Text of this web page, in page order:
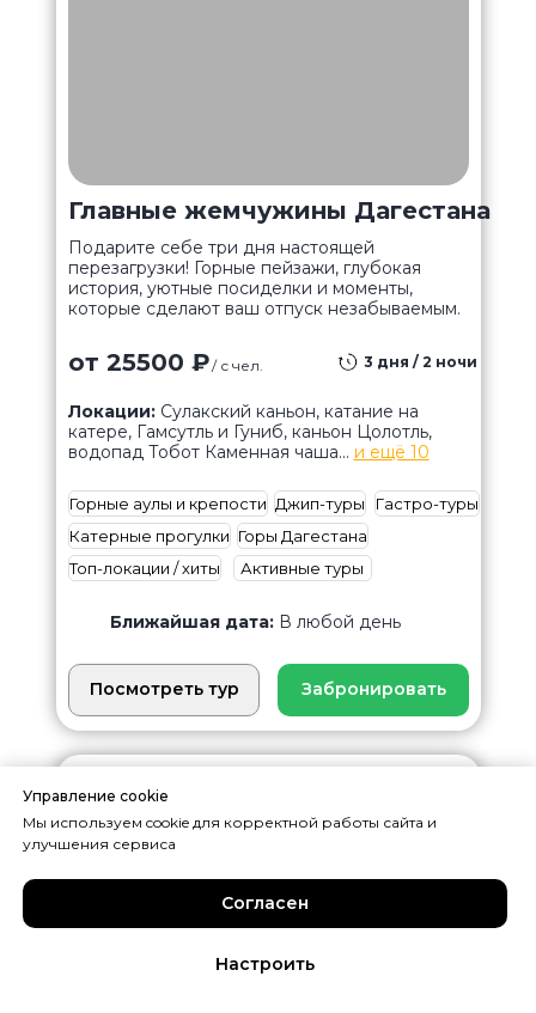
от 25500 ₽
Главные жемчужины Дагестана
3 дня / 2 ночи
/ с чел.
Подарите себе три дня настоящей
перезагрузки! Горные пейзажи, глубокая
история, уютные посиделки и моменты,
которые сделают ваш отпуск незабываемым.
Ближайшая дата: В любой день
Локации: Сулакский каньон, катание на
катере, Гамсутль и Гуниб, каньон Цолотль,
водопад Тобот Каменная чаша... и ещё 10
Катерные прогулки
Горные аулы и крепости
Топ-локации / хиты Активные туры
Гастро-туры
Горы Дагестана
Джип-туры
Посмотреть тур Забронировать
Написать в WhatsApp
Управление cookie
Мы используем cookie для корректной работы сайта и
улучшения сервиса
Согласен
Настроить
Управление cookie
Мы используем cookie для корректной работы сайта и
улучшения сервиса
Согласен
Настроить